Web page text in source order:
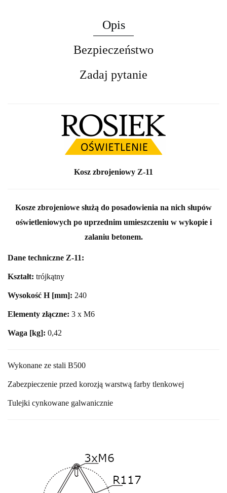
Opis
Bezpieczeństwo
Zadaj pytanie
Kosz zbrojeniowy Z-11
Kosze zbrojeniowe służą do posadowienia na nich słupów
oświetleniowych po uprzednim umieszczeniu w wykopie i
zalaniu betonem.
Dane techniczne Z-11:
Kształt: trójkątny
Wysokość H [mm]: 240
Elementy złączne: 3 x M6
Waga [kg]: 0,42
Wykonane ze stali B500
Zabezpieczenie przed korozją warstwą farby tlenkowej
Tulejki cynkowane galwanicznie